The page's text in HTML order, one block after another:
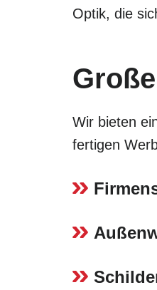
Optik, die
Wir bieten
fertigen